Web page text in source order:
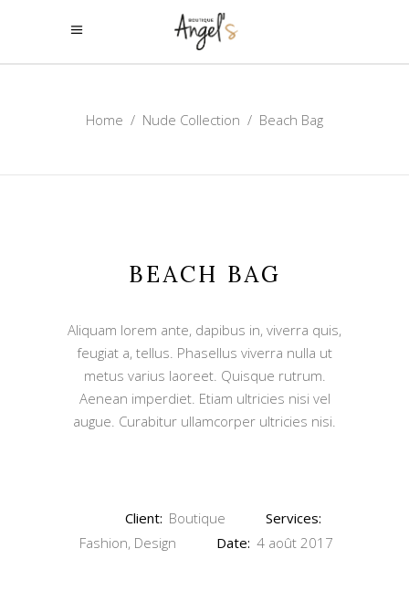
Home / Nude Collection / Beach Bag
BEACH BAG
Aliquam lorem ante, dapibus in, viverra quis,
feugiat a, tellus. Phasellus viverra nulla ut
metus varius laoreet. Quisque rutrum.
Aenean imperdiet. Etiam ultricies nisi vel
augue. Curabitur ullamcorper ultricies nisi.
Client: Boutique
Services:
Fashion, Design
Date: 4 août 2017